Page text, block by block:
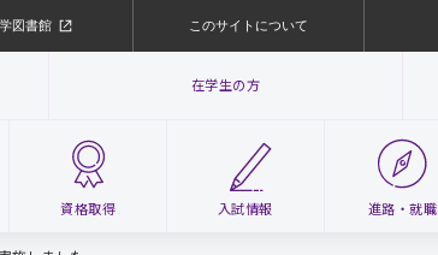
図書館 このサイトについて
在学生の方
資格取得 入試情報 進路・就職